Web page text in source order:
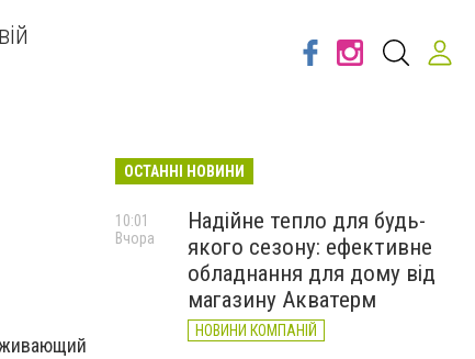
ОСТАННІ НОВИНИ
Надійне тепло для будь-
якого сезону: ефективне
обладнання для дому від
магазину Акватерм
НОВИНИ КОМПАНІЙ
10:01
Вчора